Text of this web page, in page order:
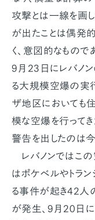
攻撃とは一線を画
が出たことは偶発
く、意図的なもので
9月23日にレバノン
る大規模空爆の実
ザ地区においても
模な空爆を行って
警告を出したのは
レバノンではこ
はポケベルやトラ
る事件が起き42人
が発生、9月20日に